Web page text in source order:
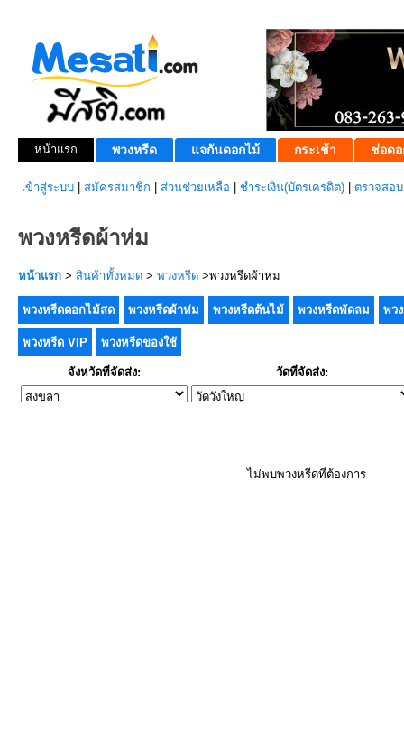
หน้าแรก พวงหรีด แจกันดอกไม้ กระเช้า ช่อดอ
เข้าสู่ระบบ สมัครสมาชิก ส่วนช่วยเหลือ ชำระเงิน(บัตรเครดิต) ตรวจสอ
พวงหรีดผ้าห่ม
หน้าแรก > สินค้าทั้งหมด > พวงหรีด >พวงหรีดผ้าห่ม
พวงหรีดดอกไม้สด พวงหรีดผ้าห่ม พวงหรีดต้นไม้ พวงหรีดพัดลม พว
พวงหรีด VIP พวงหรีดของใช้
จังหวัดที่จัดส่ง: วัดที่จัดส่ง:
ไม่พบพวงหรีดที่ต้องการ